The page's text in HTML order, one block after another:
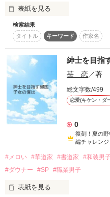
不思議で、歪であろうと、そ
作
作
作
【知ってる】
こんな可愛い告白を知って
呆れます
作者のように客観的に楽しむ
役に入るもよし
な作品にしたいです
まずは、挨拶から始まりますが
どうぞ楽しんでください
2010/7/21 23:12
未定
表紙を見る
華道の家元の息子
頭脳明晰･スポーツ万能･学校1
櫻宮大輝《ｻｸﾗﾐﾔﾀﾞｲｷ》高2
×
茶道の家元の娘
成績･運動共に普通
超ドジ
検索結果
タイトル
キーワード 作家名
紳士を目指
苺 恋／著
総文字数/499
恋愛(キケン・ダ
0
復刻！夏の
編チャレン
#メロい #華道家 #書道家 #和装男
#ダウナー
#SP #職業男子
表紙を見る